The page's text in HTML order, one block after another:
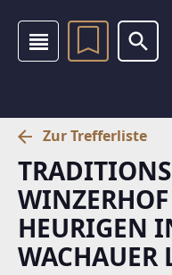
Zur Trefferliste
HEURIGEN
WACHAUER